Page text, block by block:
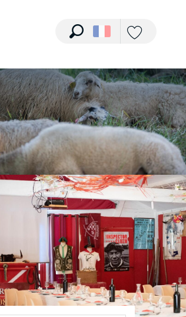
Recherche
Voir les photos (8)